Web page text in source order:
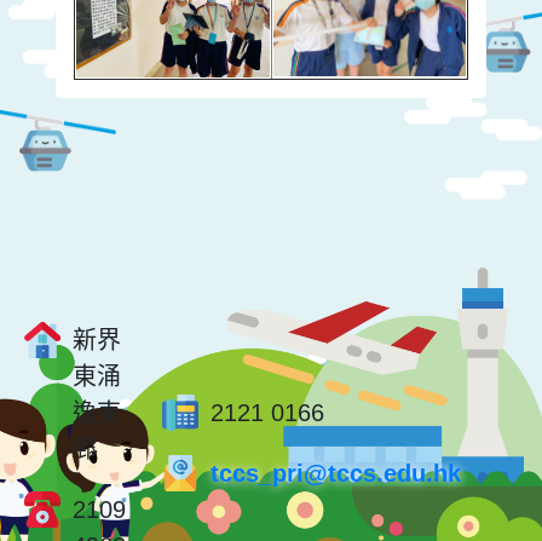
新界
東涌
逸東
邨
2109
2121 0166
tccs_pri@tccs.edu.hk